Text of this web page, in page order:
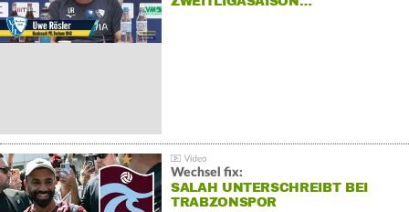
Wechsel fix:
SALAH UNTERSCHREIBT BEI
TRABZONSPOR